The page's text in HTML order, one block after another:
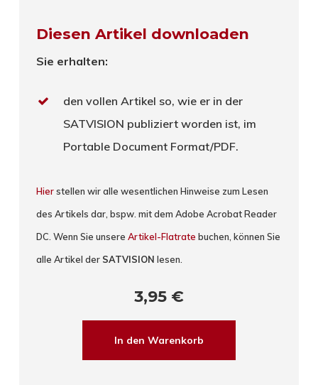
Diesen Artikel downloaden
Sie erhalten:
den vollen Artikel so, wie er in der
SATVISION publiziert worden ist, im
Portable Document Format/PDF.
Hierstellen wir alle wesentlichen Hinweise zum Lesen
des Artikels dar, bspw. mit dem Adobe Acrobat Reader
DC. Wenn Sie unsereArtikel-Flatrate buchen, können Sie
alle Artikel der SATVISION lesen.
3,95 €
In den Warenkorb